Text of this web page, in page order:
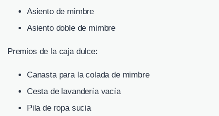
Asiento de mimbre
Asiento doble de mimbre
Premios de la caja dulce:
Canasta para la colada de mimbre
Cesta de lavandería vacía
Pila de ropa sucia